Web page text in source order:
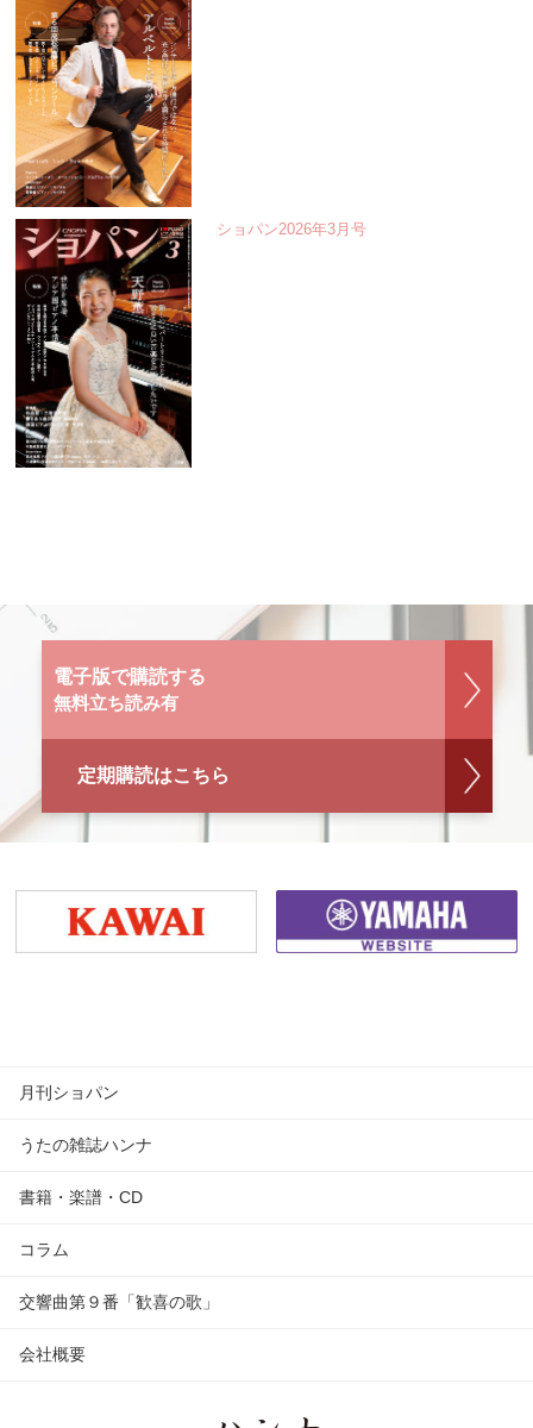
ショパン2026年3月号
電子版で購読する
無料立ち読み有
定期購読はこちら
月刊ショパン
うたの雑誌ハンナ
書籍・楽譜・CD
コラム
交響曲第９番「歓喜の歌」
会社概要